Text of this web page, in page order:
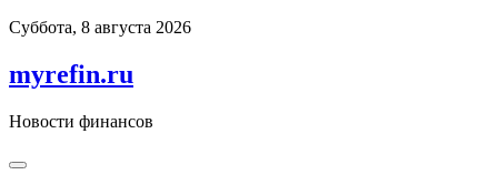
Перейти
содержимому
Суббота, 8 августа 2026
myrefin.ru
Новости финансов